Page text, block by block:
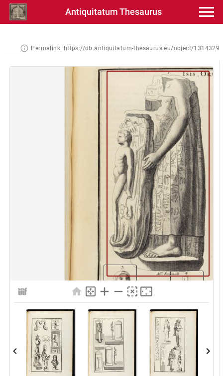
Antiquitatum Thesaurus
Permalink: https://db.antiquitatum-thesaurus.eu/object/1314329